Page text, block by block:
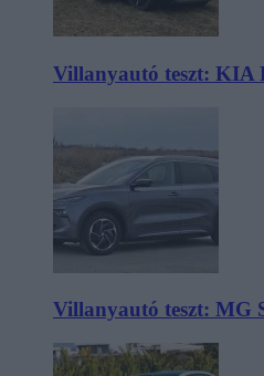
Villanyautó teszt: KIA
Villanyautó teszt: MG